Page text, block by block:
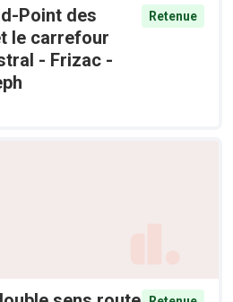
Point des
le carrefour
- Frizac -
Retenue